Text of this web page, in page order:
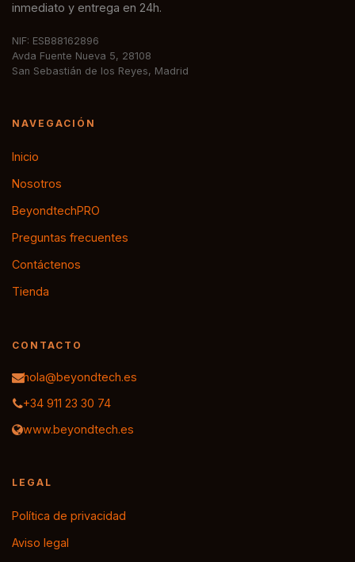
inmediato y entrega en 24h.
NIF: ESB88162896
Avda Fuente Nueva 5, 28108
San Sebastián de los Reyes, Madrid
NAVEGACIÓN
Inicio
Nosotros
BeyondtechPRO
Preguntas frecuentes
Contáctenos
Tienda
CONTACTO
hola@beyondtech.es
+34 911 23 30 74
www.beyondtech.es
LEGAL
Política de privacidad
Aviso legal